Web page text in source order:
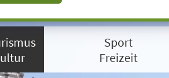
Sport
Freizeit